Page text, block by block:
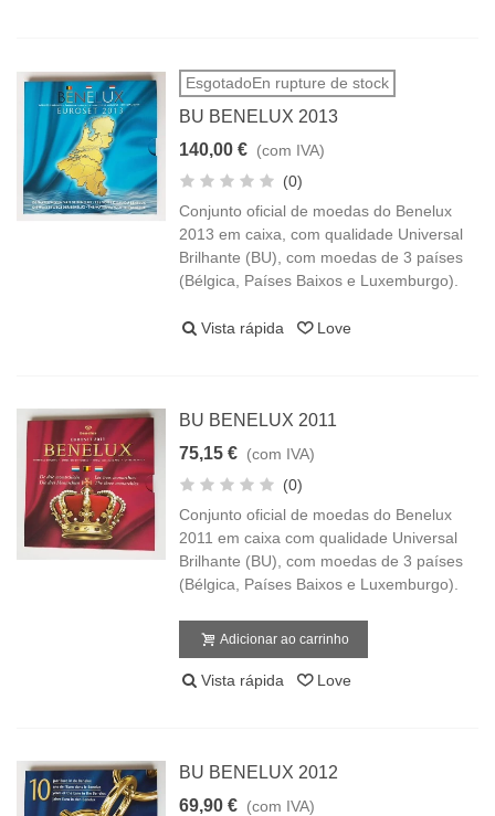
EsgotadoEn rupture de stock
BU BENELUX 2013
140,00 € (com IVA)
(0)
Conjunto oficial de moedas do Benelux
2013 em caixa, com qualidade Universal
Brilhante (BU), com moedas de 3 países
(Bélgica, Países Baixos e Luxemburgo).
Vista rápida Love
BU BENELUX 2011
75,15 € (com IVA)
(0)
Conjunto oficial de moedas do Benelux
2011 em caixa com qualidade Universal
Brilhante (BU), com moedas de 3 países
(Bélgica, Países Baixos e Luxemburgo).
Adicionar ao carrinho
Vista rápida Love
BU BENELUX 2012
69,90 € (com IVA)